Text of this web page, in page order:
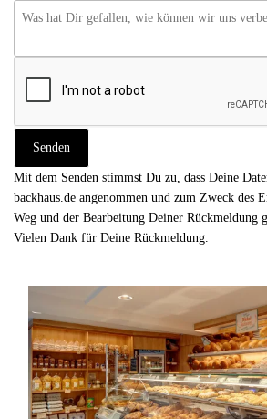
Mit dem Senden stimmst Du zu, dass Deine
backhaus.de angenommen und zum Zweck des
Weg und der Bearbeitung Deiner Rückmeldung
Vielen Dank für Deine Rückmeldung.